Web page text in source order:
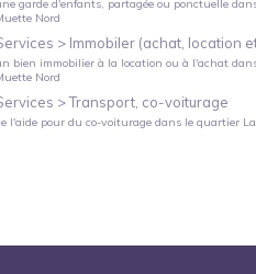
garde d'enfants, partagée ou ponctuelle
Nord
> Immobiler (achat, location
bien immobilier à la location ou à l'achat
Nord
>Transport, co-voiturage
l'aide pour du co-voituragedans le quartier